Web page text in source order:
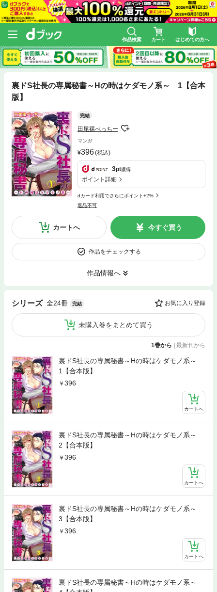
作品検索 カート はじめての方へ
裏ドS社長の専属秘書～Hの時はケダモノ系～ 1【合本
版】
完結
田尾裸べっちー
マンガ
396(税込)
3pt獲得
ポイント詳細
dカード利用でさらにポイント+2%
返品不可
カートへ 今すぐ買う
作品をチェックする
作品情報へ
シリーズ 全24冊 完結 お気に入り登録
未購入巻をまとめて買う
1巻から 最新刊から
裏ドS社長の専属秘書～Hの時はケダモノ系～
1【合本版】
396
カートへ
裏ドS社長の専属秘書～Hの時はケダモノ系～
2【合本版】
396
カートへ
裏ドS社長の専属秘書～Hの時はケダモノ系～
3【合本版】
396
カートへ
裏ドS社長の専属秘書～Hの時はケダモノ系～